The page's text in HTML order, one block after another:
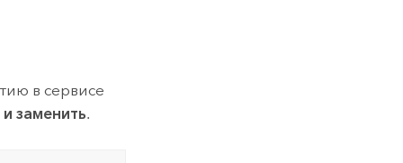
в сервисе
заменить.